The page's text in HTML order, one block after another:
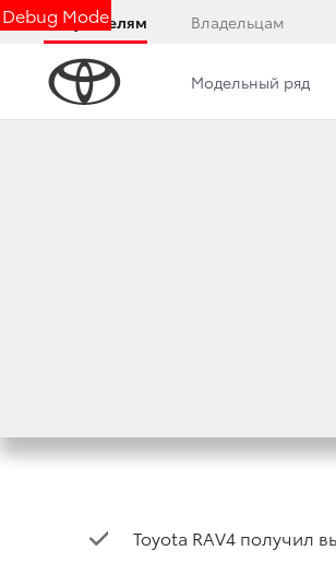
Debug Mode
Покупателям Владельцам
Модельный ряд
Toyota RAV4 получил